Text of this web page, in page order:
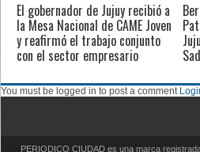
El gobernador de Jujuy recibió a
la Mesa Nacional de CAME Joven
y reafirmó el trabajo conjunto
con el sector empresario
You must be logged in to post a comment
PERIODICO CIUDAD es una marca